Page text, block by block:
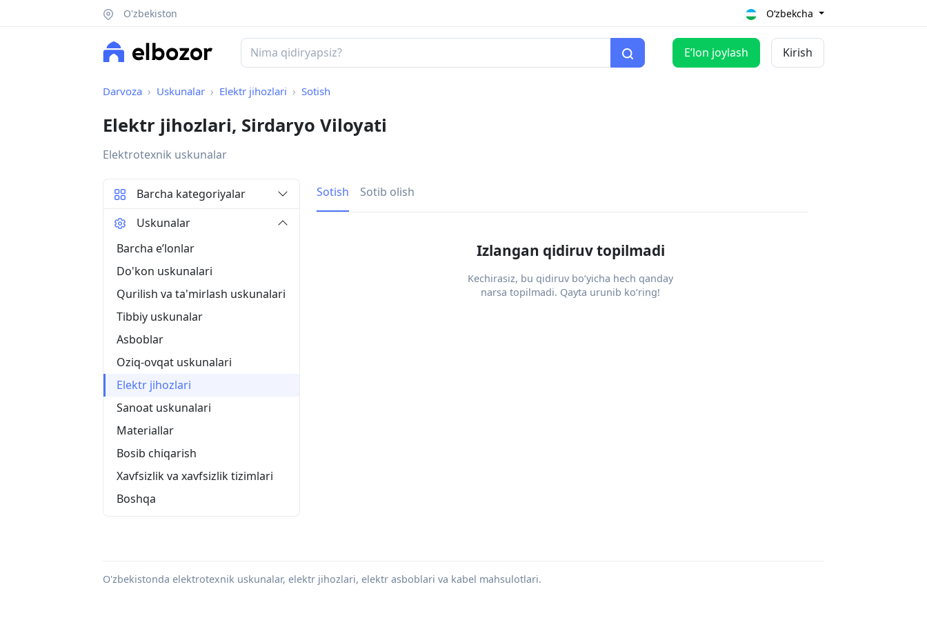
O'zbekiston O‘zbekcha
Eʼlon joylash Kirish
Darvoza Uskunalar Elektr jihozlari Sotish
Elektr jihozlari, Sirdaryo Viloyati
Elektrotexnik uskunalar
Sotish Sotib olish
Izlangan qidiruv topilmadi
Kechirasiz, bu qidiruv bo‘yicha hech qanday
narsa topilmadi. Qayta urunib ko‘ring!
Barcha kategoriyalar
Uskunalar
Barcha eʼlonlar
Do'kon uskunalari
Qurilish va ta'mirlash uskunalari
Tibbiy uskunalar
Asboblar
Oziq-ovqat uskunalari
Elektr jihozlari
Sanoat uskunalari
Materiallar
Bosib chiqarish
Xavfsizlik va xavfsizlik tizimlari
Boshqa
O'zbekistonda elektrotexnik uskunalar, elektr jihozlari, elektr asboblari va kabel mahsulotlari.